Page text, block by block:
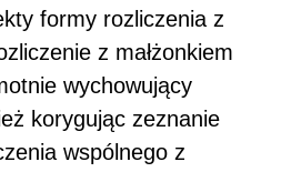
formy rozliczenia z
z małżonkiem
wychowujący
korygując zeznanie
wspólnego z